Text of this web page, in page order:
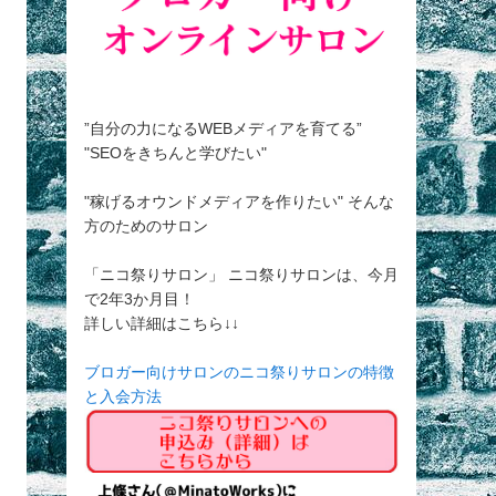
”自分の力になるWEBメディアを育てる”
"SEOをきちんと学びたい"
"稼げるオウンドメディアを作りたい" そんな
方のためのサロン
「ニコ祭りサロン」 ニコ祭りサロンは、今月
で2年3か月目！
詳しい詳細はこちら↓↓
ブロガー向けサロンのニコ祭りサロンの特徴
と入会方法